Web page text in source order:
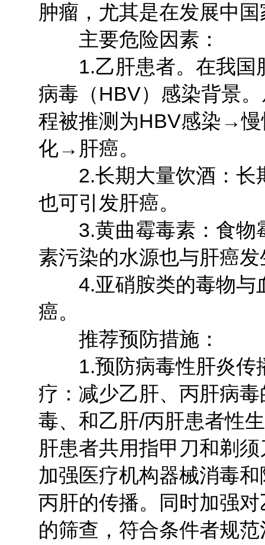
肿瘤，尤其是在发展中
主要危险因素：
1.乙肝患者。在我国
病毒（HBV）感染背景
程被推测为HBV感染→
化→肝癌。
2.长期大量饮酒：长
也可引发肝癌。
3.黄曲霉毒素：食物
素污染的水源也与肝癌
4.亚硝胺类的毒物与
癌。
推荐预防措施：
1.预防病毒性肝炎传
疗：减少乙肝、丙肝病
毒、和乙肝/丙肝患者性
肝患者共用指甲刀和剃
加强医疗机构器械消毒
丙肝的传播。同时加强
的筛查，符合条件者规